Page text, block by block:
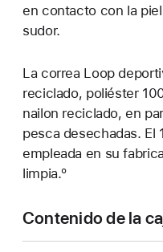
en contacto con la
sudor.
La correa Loop
reciclado, poliéster
nailon reciclado, en
pesca desechadas. El
empleada en su
limpia.º
Contenido de la